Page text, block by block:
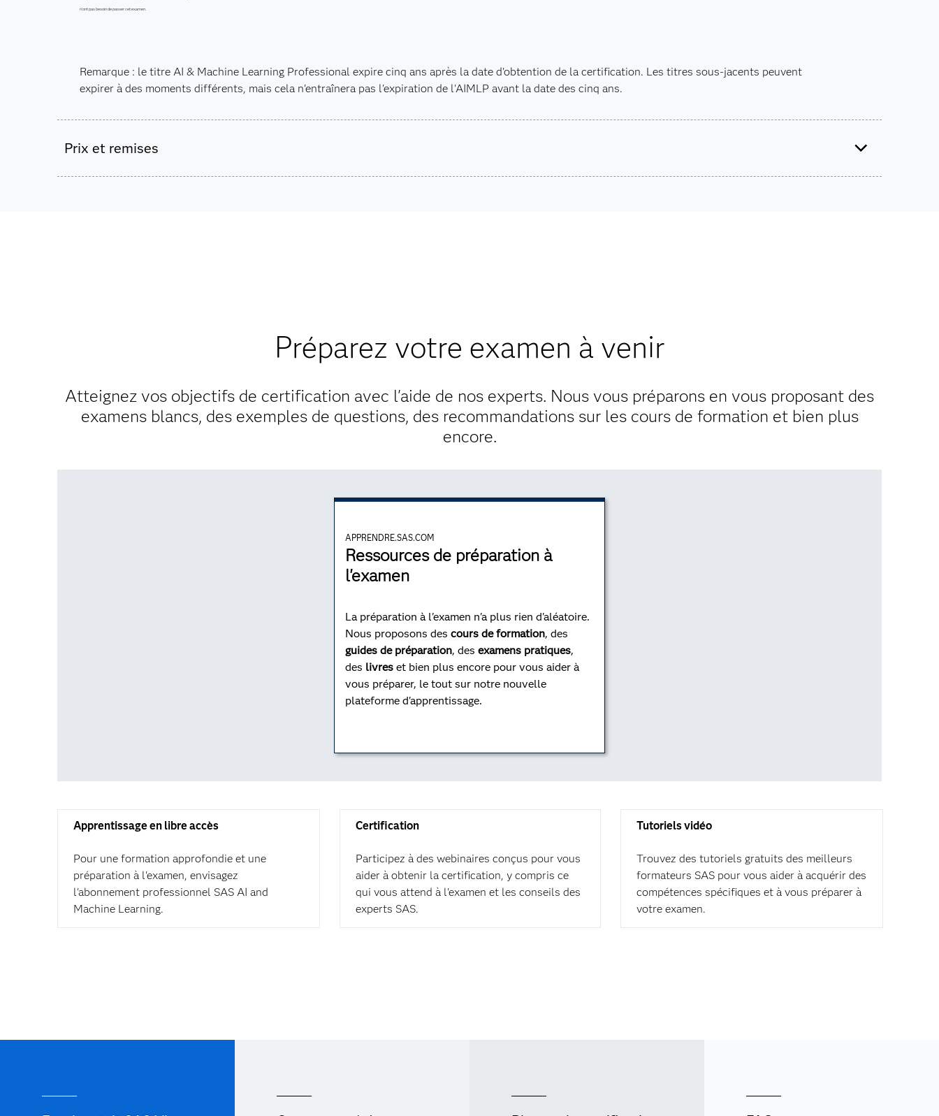
n'ont pas besoin de passer cet examen.
Remarque : le titre AI & Machine Learning Professional expire cinq ans après la date d'obtention de la certification. Les titres sous-jacents peuvent
expirer à des moments différents, mais cela n'entraînera pas l'expiration de l'AIMLP avant la date des cinq ans.
Prix et remises
Préparez votre examen à venir
Atteignez vos objectifs de certification avec l'aide de nos experts. Nous vous préparons en vous proposant des
examens blancs, des exemples de questions, des recommandations sur les cours de formation et bien plus
encore.
APPRENDRE.SAS.COM
Ressources de préparation à
l'examen
La préparation à l'examen n'a plus rien d'aléatoire.
Nous proposons descours de formation, des
guides de préparation, desexamens pratiques,
des livreset bien plus encore pour vous aider à
vous préparer, le tout sur notre nouvelle
plateforme d'apprentissage.
Apprentissage en libre accès
Pour une formation approfondie et une
préparation à l'examen, envisagez
l'abonnement professionnel SAS AI and
Machine Learning.
Certification
Participez à des webinaires conçus pour vous
aider à obtenir la certification, y compris ce
qui vous attend à l'examen et les conseils des
experts SAS.
Tutoriels vidéo
Trouvez des tutoriels gratuits des meilleurs
formateurs SAS pour vous aider à acquérir des
compétences spécifiques et à vous préparer à
votre examen.